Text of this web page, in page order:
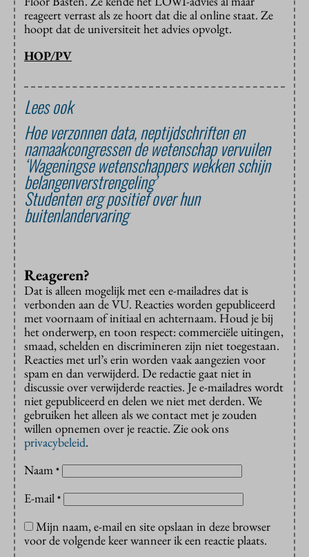
reageert verrast als ze hoort dat die al online staat. Ze
hoopt dat de universiteit het advies opvolgt.
HOP/PV
Lees ook
Hoe verzonnen data, neptijdschriften en
namaakcongressen de wetenschap vervuilen
‘Wageningse wetenschappers wekken schijn
belangenverstrengeling’
Studenten erg positief over hun
buitenlandervaring
Reageren?
Dat is alleen mogelijk met een e-mailadres dat is
verbonden aan de VU. Reacties worden gepubliceerd
met voornaam of initiaal en achternaam. Houd je bij
het onderwerp, en toon respect: commerciële uitingen,
smaad, schelden en discrimineren zijn niet toegestaan.
Reacties met url’s erin worden vaak aangezien voor
spam en dan verwijderd. De redactie gaat niet in
discussie over verwijderde reacties. Je e-mailadres wordt
niet gepubliceerd en delen we niet met derden. We
gebruiken het alleen als we contact met je zouden
willen opnemen over je reactie. Zie ook ons
privacybeleid.
Naam *
E-mail *
Mijn naam, e-mail en site opslaan in deze browser
voor de volgende keer wanneer ik een reactie plaats.